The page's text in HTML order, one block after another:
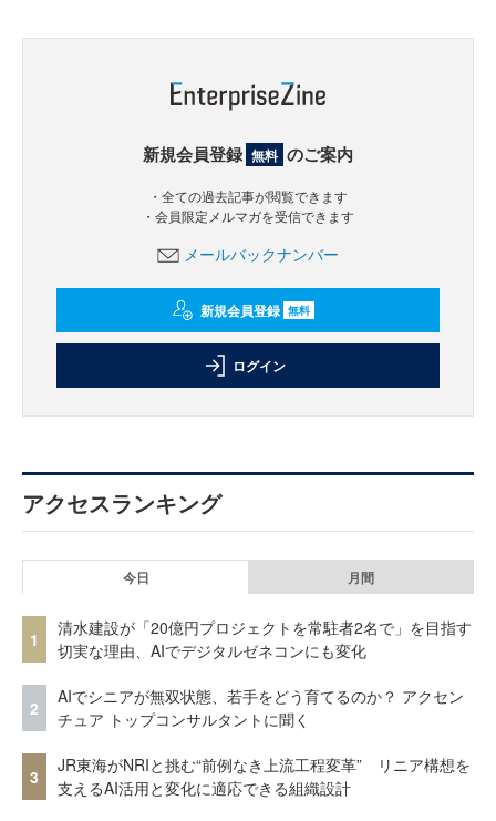
新規会員登録 無料 のご案内
・全ての過去記事が閲覧できます
・会員限定メルマガを受信できます
メールバックナンバー
新規会員登録 無料
ログイン
アクセスランキング
今日 月間
1
清水建設が「20億円プロジェクトを常駐者2名で」を目指す
切実な理由、AIでデジタルゼネコンにも変化
2
AIでシニアが無双状態、若手をどう育てるのか？ アクセン
チュア トップコンサルタントに聞く
3
JR東海がNRIと挑む“前例なき上流工程変革” リニア構想を
支えるAI活用と変化に適応できる組織設計